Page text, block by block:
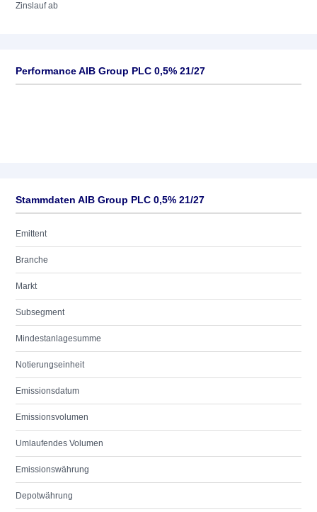
Zinslauf ab
Performance AIB Group PLC 0,5% 21/27
Stammdaten AIB Group PLC 0,5% 21/27
Emittent
Branche
Markt
Subsegment
Mindestanlagesumme
Notierungseinheit
Emissionsdatum
Emissionsvolumen
Umlaufendes Volumen
Emissionswährung
Depotwährung